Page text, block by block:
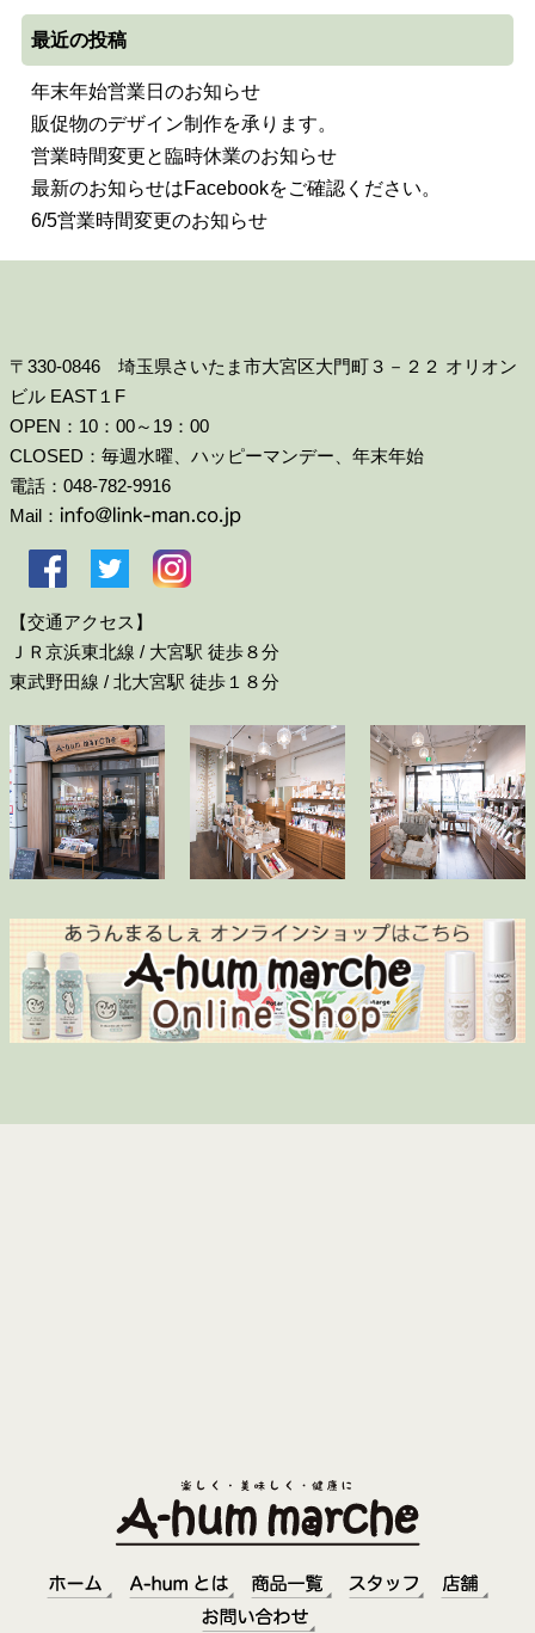
最近の投稿
年末年始営業日のお知らせ
販促物のデザイン制作を承ります。
営業時間変更と臨時休業のお知らせ
最新のお知らせはFacebookをご確認ください。
6/5営業時間変更のお知らせ
〒330-0846 埼玉県さいたま市大宮区大門町３－２２ オリオン
ビル EAST１F
OPEN：10：00～19：00
CLOSED：毎週水曜、ハッピーマンデー、年末年始
電話：048-782-9916
Mail：
【交通アクセス】
ＪＲ京浜東北線 / 大宮駅 徒歩８分
東武野田線 / 北大宮駅 徒歩１８分